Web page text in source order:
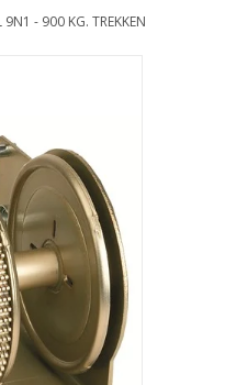
9N1 - 900 KG. TREKKEN